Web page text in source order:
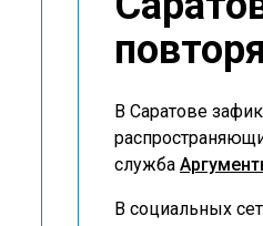
В Саратове
служба
В социальных